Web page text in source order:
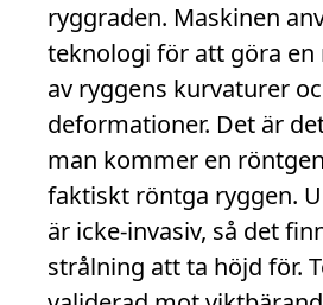
ryggraden. Maskinen
teknologi för att göra en
av ryggens kurvaturer
deformationer. Det är
man kommer en
faktiskt röntga ryggen.
är icke-invasiv, så det
strålning att ta höjd för.